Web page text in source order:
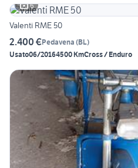
6
Valenti RME 50
2.400 €Pedavena (BL)
Usato06/20164500 KmCross / Enduro